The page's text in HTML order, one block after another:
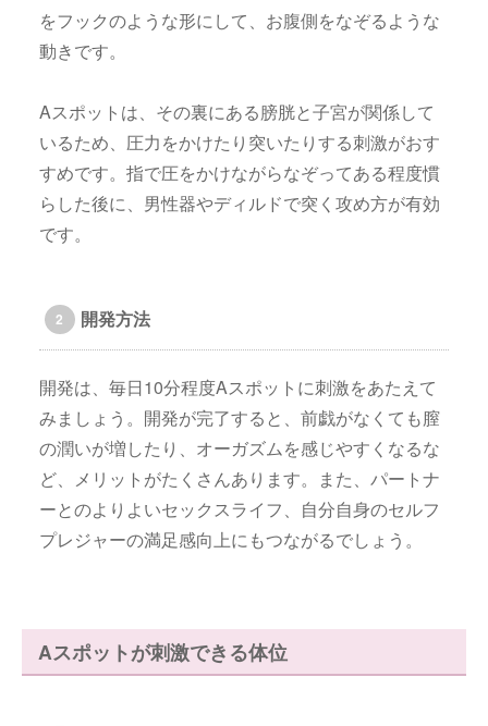
をフックのような形にして、お腹側をなぞるような
動きです。
Aスポットは、その裏にある膀胱と子宮が関係して
いるため、圧力をかけたり突いたりする刺激がおす
すめです。指で圧をかけながらなぞってある程度慣
らした後に、男性器やディルドで突く攻め方が有効
です。
開発方法
開発は、毎日10分程度Aスポットに刺激をあたえて
みましょう。開発が完了すると、前戯がなくても膣
の潤いが増したり、オーガズムを感じやすくなるな
ど、メリットがたくさんあります。また、パートナ
ーとのよりよいセックスライフ、自分自身のセルフ
プレジャーの満足感向上にもつながるでしょう。
Aスポットが刺激できる体位